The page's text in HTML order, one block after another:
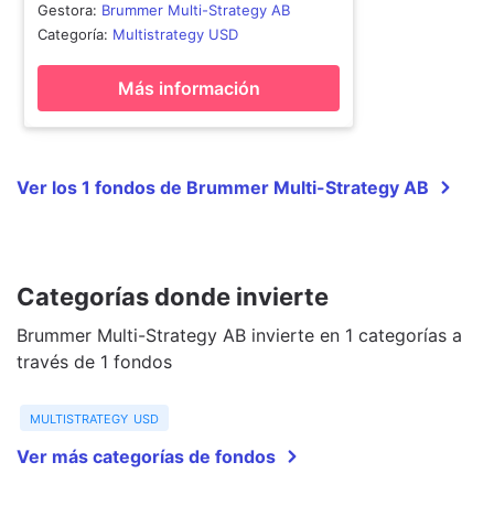
Gestora: Brummer Multi-Strategy AB
Categoría: Multistrategy USD
Más información
Ver los 1 fondos de Brummer Multi-Strategy AB
Categorías donde invierte
Brummer Multi-Strategy AB invierte en 1 categorías a
través de 1 fondos
multistrategy usd
Ver más categorías de fondos